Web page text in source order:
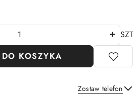
SZT
DO KOSZYKA
Zostaw telefon